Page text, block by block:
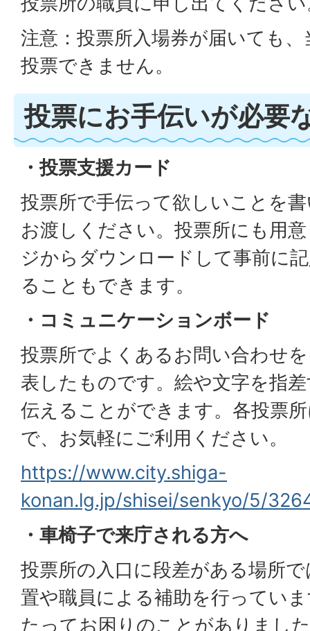
注意：投票所入場券が届いても
投票できません。
投票にお手伝いが必要
・投票支援カード
投票所で手伝って欲しいことを
お渡しください。投票所にも用
ジからダウンロードして事前に
ることもできます。
・コミュニケーションボード
投票所でよくあるお問い合わせ
表したものです。絵や文字を指
伝えることができます。各投票
で、お気軽にご利用ください。
https://www.city.shiga-
konan.lg.jp/shisei/senkyo/5/
・車椅子で来庁される方へ
投票所の入口に段差がある場所
置や職員による補助を行ってい
たってお困りのことがありまし